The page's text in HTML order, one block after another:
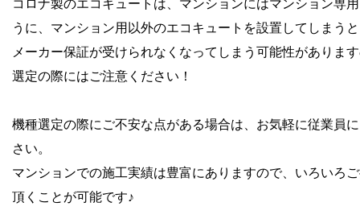
コロナ製のエコキュートは、マンションにはマンション専
うに、マンション用以外のエコキュートを設置してしまう
メーカー保証が受けられなくなってしまう可能性がありま
選定の際にはご注意ください！
機種選定の際にご不安な点がある場合は、お気軽に従業員
さい。
マンションでの施工実績は豊富にありますので、いろいろ
頂くことが可能です♪